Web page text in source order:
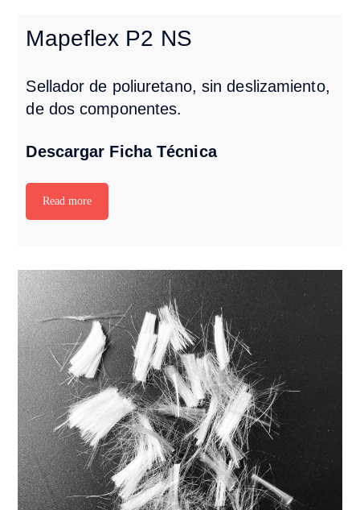
Mapeflex P2 NS
Sellador de poliuretano, sin deslizamiento,
de doscomponentes.
Descargar Ficha Técnica
Read more